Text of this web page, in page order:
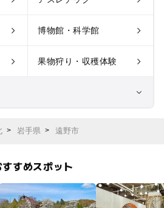
博物館・科学館
果物狩り・収穫体験
植物園・フラワーパー
ク
岩手県 遠野市
すめスポット